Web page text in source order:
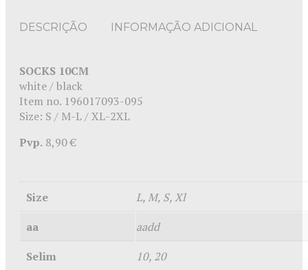
DESCRIÇÃO INFORMAÇÃO ADICIONAL
SOCKS 10CM
white / black
Item no. 196017093-095
Size: S / M-L / XL-2XL
Pvp. 8,90 €
Size
L, M, S, Xl
aa
aadd
Selim
10, 20